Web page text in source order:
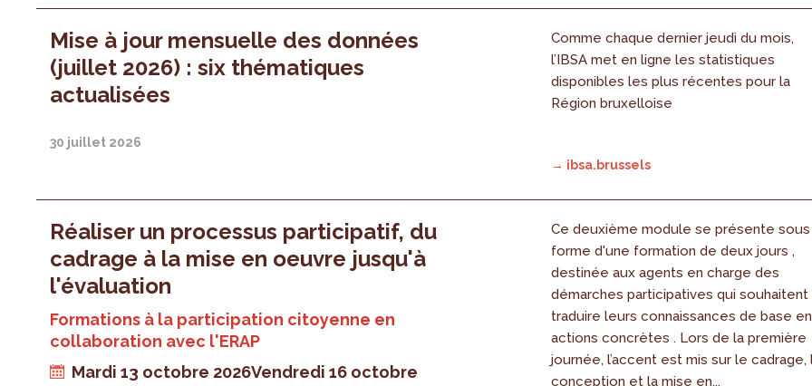
Mise à jour mensuelle des données
(juillet 2026) : six thématiques
actualisées
30 juillet 2026
Comme chaque dernier jeudi du mois,
l’IBSA met en ligne les statistiques
disponibles les plus récentes pour la
Région bruxelloise
→ ibsa.brussels
Réaliser un processus participatif, du
cadrage à la mise en oeuvre jusqu'à
l'évaluation
Formations à la participation citoyenne en
collaboration avec l'ERAP
Mardi 13 octobre 2026Vendredi 16 octobre
Ce deuxième module se présente sous
forme d'une formation de deux jours ,
destinée aux agents en charge des
démarches participatives qui souhaitent
traduire leurs connaissances de base en
actions concrètes . Lors de la première
journée, l’accent est mis sur le cadrage,
conception et la mise en...